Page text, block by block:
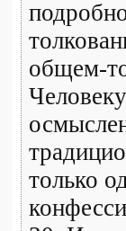
общем-
только